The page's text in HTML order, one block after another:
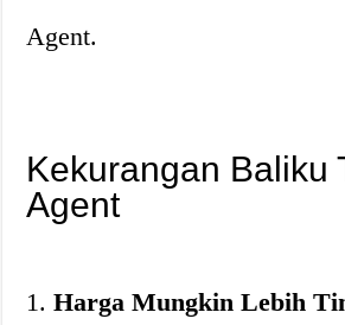
Agent.
Kekurangan Baliku
Agent
1.Harga Mungkin Lebih